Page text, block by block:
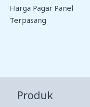
Harga Pagar Panel
Terpasang
Produk